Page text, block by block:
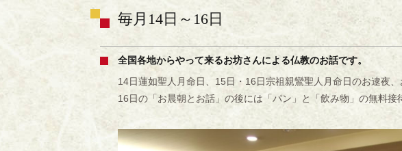
毎月14日～16日
全国各地からやって来るお坊さんによる仏教のお話です。
14日蓮如聖人月命日、15日・16日宗祖親鸞聖人月命日のお逮夜、
16日の「お晨朝とお話」の後には「パン」と「飲み物」の無料接